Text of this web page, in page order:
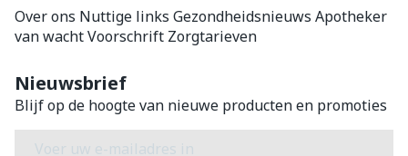
Over ons Nuttige links Gezondheidsnieuws Apotheker
van wachtVoorschrift Zorgtarieven
Nieuwsbrief
Blijf op de hoogte van nieuwe producten en promoties